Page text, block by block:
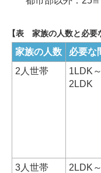
【表 家族の人数と必要
家族の人数 必要な
2人世帯
1LDK～
2LDK
3人世帯
2LDK～